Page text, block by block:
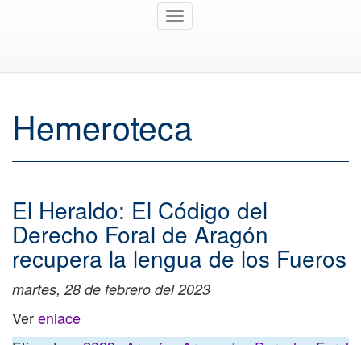
Toggle
Hemeroteca
El Heraldo: El Código del
Derecho Foral de Aragón
recupera la lengua de los Fueros
martes, 28 de febrero del 2023
Verenlace